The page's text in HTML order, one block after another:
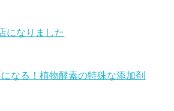
になりました
なる！植物酵素の特殊な添加剤